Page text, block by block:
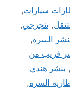
سيارات,
, بنجرجي,
السره,
قريب من
, بنشر هندي
السره,